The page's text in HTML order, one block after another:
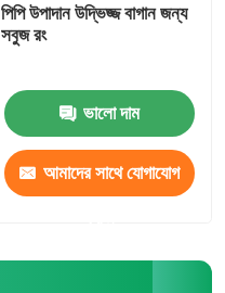
পিপি উপাদান উদ্ভিজ্জ বাগান জন্য
সবুজ রং
ভালো দাম
আমাদের সাথে যোগাযোগ